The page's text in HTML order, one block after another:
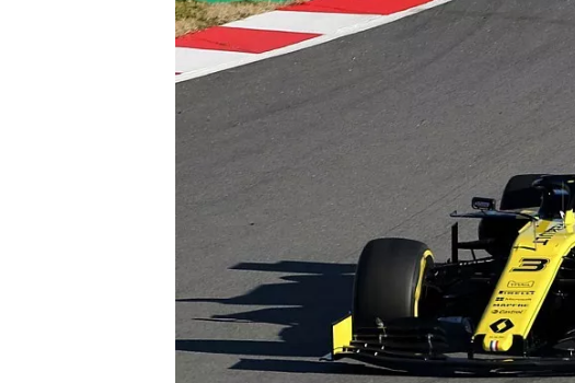
FÓRMULA E